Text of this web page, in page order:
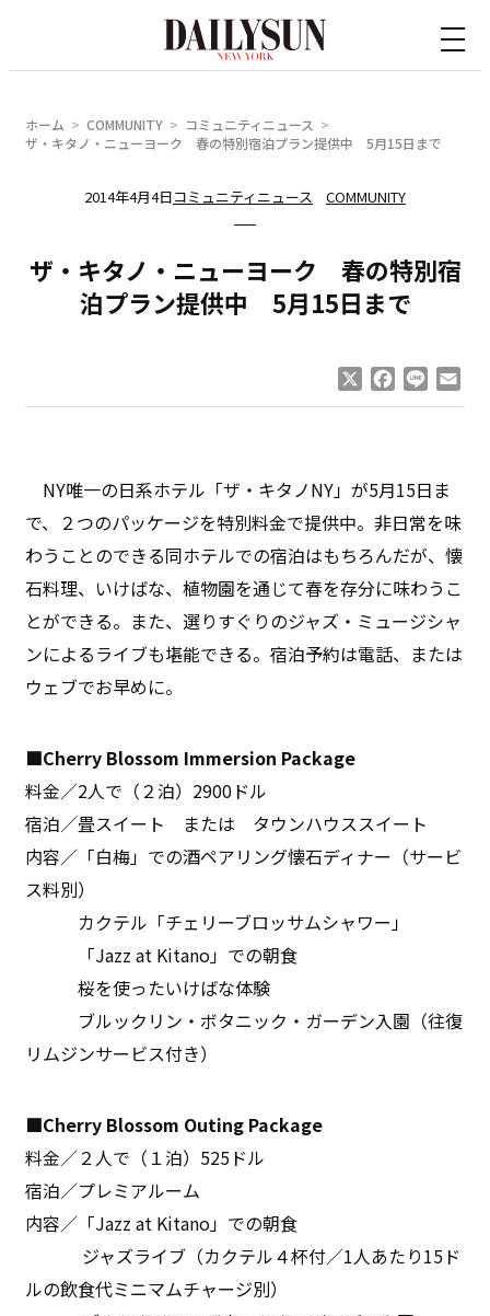
ホーム COMMUNITY
コミュニティニュース
ザ・キタノ・ニューヨーク 春の特別宿泊プラン提供中 5月15日まで
2014年4月4日コミュニティニュース COMMUNITY
ザ・キタノ・ニューヨーク 春の特別宿
泊プラン提供中 5月15日まで
Facebook
Line
NY唯一の日系ホテル「ザ・キタノNY」が5月15日ま
で、２つのパッケージを特別料金で提供中。非日常を味
わうことのできる同ホテルでの宿泊はもちろんだが、懐
石料理、いけばな、植物園を通じて春を存分に味わうこ
とができる。また、選りすぐりのジャズ・ミュージシャ
ンによるライブも堪能できる。宿泊予約は電話、または
ウェブでお早めに。
■Cherry Blossom Immersion Package
料金／2人で（２泊）2900ドル
宿泊／畳スイート または タウンハウススイート
内容／「白梅」での酒ペアリング懐石ディナー（サービ
ス料別）
カクテル「チェリーブロッサムシャワー」
「Jazz at Kitano」での朝食
桜を使ったいけばな体験
ブルックリン・ボタニック・ガーデン入園（往復
リムジンサービス付き）
■Cherry Blossom Outing Package
料金／２人で（１泊）525ドル
宿泊／プレミアルーム
内容／「Jazz at Kitano」での朝食
ジャズライブ（カクテル４杯付／1人あたり15ド
ルの飲食代ミニマムチャージ別）